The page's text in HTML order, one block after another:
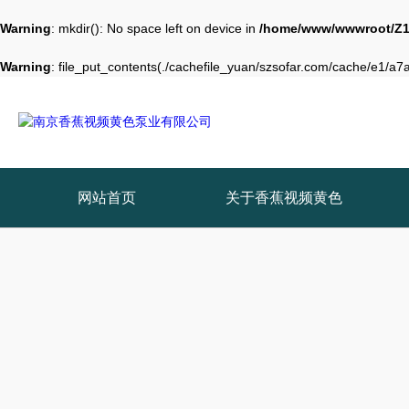
Warning: mkdir(): No space left on device in /home/www/wwwroot/
Warning: file_put_contents(./cachefile_yuan/szsofar.com/cache/e1/
网站首页 关于香蕉视频黄色